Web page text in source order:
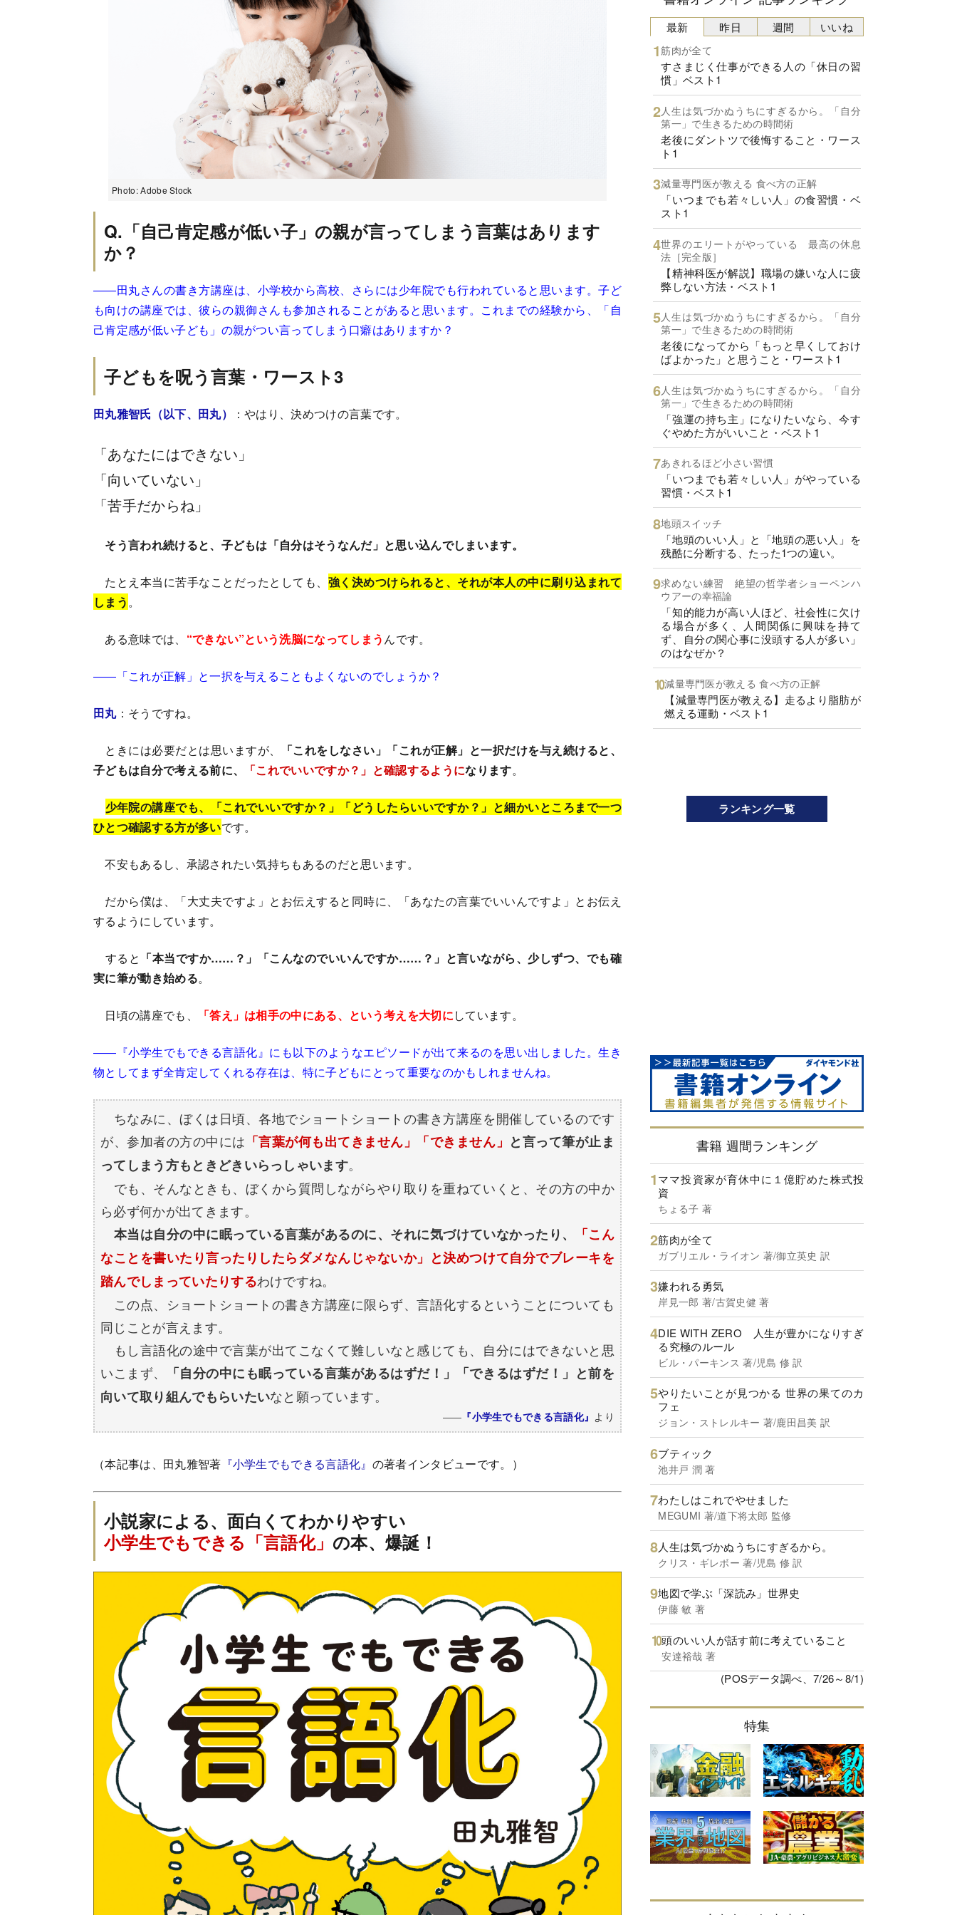
Photo: Adobe Stock
Q.「自己肯定感が低い子」の親が言ってしまう言葉はあります
か？
――田丸さんの書き方講座は、小学校から高校、さらには少年院でも行われていると思います。子ど
も向けの講座では、彼らの親御さんも参加されることがあると思います。これまでの経験から、「自
己肯定感が低い子ども」の親がつい言ってしまう口癖はありますか？
子どもを呪う言葉・ワースト3
田丸雅智氏（以下、田丸） ：やはり、決めつけの言葉です。
「あなたにはできない」
「向いていない」
「苦手だからね」
そう言われ続けると、子どもは「自分はそうなんだ」と思い込んでしまいます。
たとえ本当に苦手なことだったとしても、 強く決めつけられると、それが本人の中に刷り込まれて
しまう。
ある意味では、 “できない”という洗脳になってしまうんです。
――「これが正解」と一択を与えることもよくないのでしょうか？
田丸：そうですね。
ときには必要だとは思いますが、
「これをしなさい」「これが正解」と一択だけを与え続けると、
子どもは自分で考える前に、
「これでいいですか？」と確認するようになります。
少年院の講座でも、「これでいいですか？」「どうしたらいいですか？」と細かいところまで一つ
ひとつ確認する方が多いです。
不安もあるし、承認されたい気持ちもあるのだと思います。
だから僕は、「大丈夫ですよ」とお伝えすると同時に、「あなたの言葉でいいんですよ」とお伝え
するようにしています。
すると 「本当ですか……？」「こんなのでいいんですか……？」と言いながら、少しずつ、でも確
実に筆が動き始める。
日頃の講座でも、 「答え」は相手の中にある、という考えを大切にしています。
――『小学生でもできる言語化』にも以下のようなエピソードが出て来るのを思い出しました。生き
物としてまず全肯定してくれる存在は、特に子どもにとって重要なのかもしれませんね。
ちなみに、ぼくは日頃、各地でショートショートの書き方講座を開催しているのです
が、参加者の方の中には 「言葉が何も出てきません」「できません」 と言って筆が止ま
ってしまう方もときどきいらっしゃいます。
でも、そんなときも、ぼくから質問しながらやり取りを重ねていくと、その方の中か
ら必ず何かが出てきます。
本当は自分の中に眠っている言葉があるのに、それに気づけていなかったり、
「こん
なことを書いたり言ったりしたらダメなんじゃないか」と決めつけて自分でブレーキを
踏んでしまっていたりするわけですね。
この点、ショートショートの書き方講座に限らず、言語化するということについても
同じことが言えます。
もし言語化の途中で言葉が出てこなくて難しいなと感じても、自分にはできないと思
いこまず、
「自分の中にも眠っている言葉があるはずだ！」「できるはずだ！」と前を
向いて取り組んでもらいたいなと願っています。
―― 『小学生でもできる言語化』 より
（本記事は、田丸雅智著 『小学生でもできる言語化』 の著者インタビューです。）
小説家による、面白くてわかりやすい
小学生でもできる「言語化」 の本、爆誕！
最新
筋肉が全て
すさまじく仕事ができる人の「休日の習
慣」ベスト1
人生は気づかぬうちにすぎるから。「自分
第一」で生きるための時間術
老後にダントツで後悔すること・ワース
ト1
減量専門医が教える 食べ方の正解
「いつまでも若々しい人」の食習慣・ベ
スト1
世界のエリートがやっている 最高の休息
法［完全版］
【精神科医が解説】職場の嫌いな人に疲
弊しない方法・ベスト1
人生は気づかぬうちにすぎるから。「自分
第一」で生きるための時間術
老後になってから「もっと早くしておけ
ばよかった」と思うこと・ワースト1
人生は気づかぬうちにすぎるから。「自分
第一」で生きるための時間術
「強運の持ち主」になりたいなら、今す
ぐやめた方がいいこと・ベスト1
あきれるほど小さい習慣
「いつまでも若々しい人」がやっている
習慣・ベスト1
地頭スイッチ
「地頭のいい人」と「地頭の悪い人」を
残酷に分断する、たった1つの違い。
求めない練習 絶望の哲学者ショーペンハ
ウアーの幸福論
「知的能力が高い人ほど、社会性に欠け
る場合が多く、人間関係に興味を持て
ず、自分の関心事に没頭する人が多い」
のはなぜか？
減量専門医が教える 食べ方の正解
【減量専門医が教える】走るより脂肪が
燃える運動・ベスト1
昨日 週間 いいね
ランキング一覧
書籍 週間ランキング
ママ投資家が育休中に１億貯めた株式投
資
ちょる子 著
筋肉が全て
ガブリエル・ライオン 著/御立英史 訳
嫌われる勇気
岸見一郎 著/古賀史健 著
DIE WITH ZERO 人生が豊かになりすぎ
る究極のルール
ビル・パーキンス 著/児島 修 訳
やりたいことが見つかる 世界の果てのカ
フェ
ジョン・ストレルキー 著/鹿田昌美 訳
ブティック
池井戸 潤 著
わたしはこれでやせました
MEGUMI 著/道下将太郎 監修
人生は気づかぬうちにすぎるから。
クリス・ギレボー 著/児島 修 訳
地図で学ぶ「深読み」世界史
伊藤 敏 著
頭のいい人が話す前に考えていること
安達裕哉 著
(POSデータ調べ、7/26～8/1)
特集